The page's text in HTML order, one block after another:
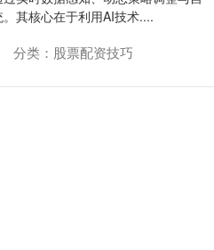
其核心在于利用AI技术....
分类： 股票配资技巧